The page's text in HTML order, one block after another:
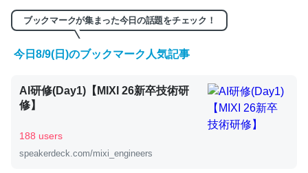
くらい。小説でいう「ずっと前の伏線」は回収されないけ
ど、短期記憶というには多い分量。進化すればするほど分
かりやすく強くなりそう
─GPTの仕組みと限界についての考察（１） - conceptualization
ブックマークが集まった今日の話題をチェック！
今日8/9(日)のブックマーク人気記事
AI研修(Day1)【MIXI 26新卒技術研
修】
188 users
speakerdeck.com/mixi_engineers